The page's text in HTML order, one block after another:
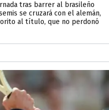
tras barrer al brasileño
se cruzará con el alemán,
al título, que no perdonó